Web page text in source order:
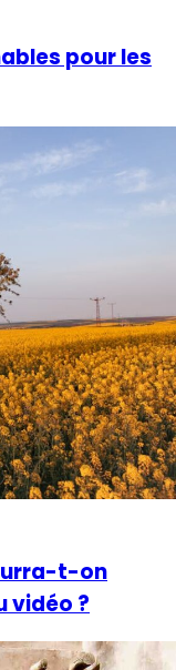
pour les
t-on
vidéo ?